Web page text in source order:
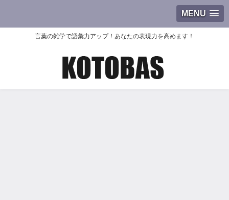
MENU
言葉の雑学で語彙力アップ！あなたの表現力を高めます！